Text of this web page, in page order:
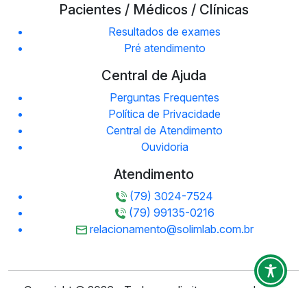
Pacientes / Médicos / Clínicas
Resultados de exames
Pré atendimento
Central de Ajuda
Perguntas Frequentes
Política de Privacidade
Central de Atendimento
Ouvidoria
Atendimento
(79) 3024-7524
(79) 99135-0216
relacionamento@solimlab.com.br